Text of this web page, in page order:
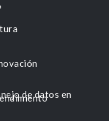
de datos en